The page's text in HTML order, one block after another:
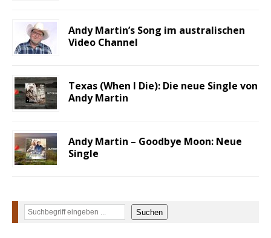
Andy Martin’s Song im australischen
Video Channel
Texas (When I Die): Die neue Single von
Andy Martin
Andy Martin – Goodbye Moon: Neue
Single
Suchen Suchen